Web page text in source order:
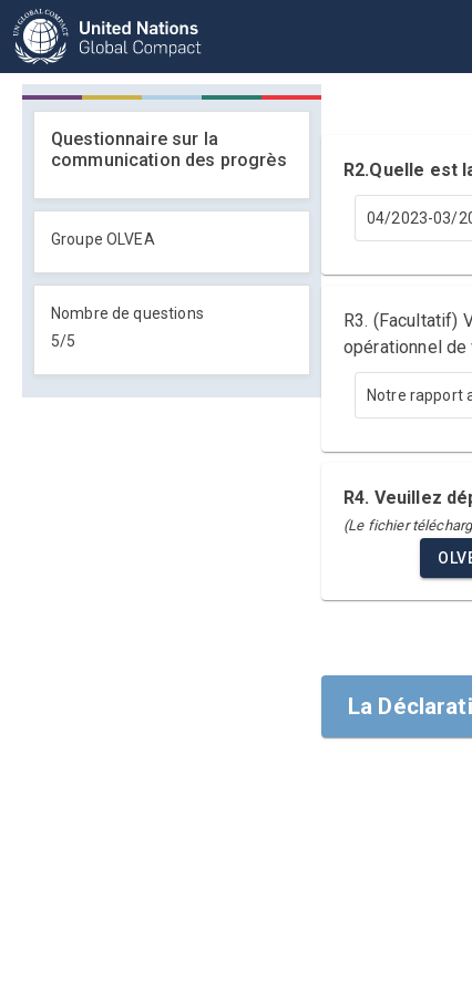
Questionnaire sur la
communication des progrès
Groupe OLVEA
Nombre de questions
5/5
R2.Quelle est
04/2023-03/
R3. (Facultatif)
opérationnel
Notre rapport
R4. Veuillez
(Le fichier
La